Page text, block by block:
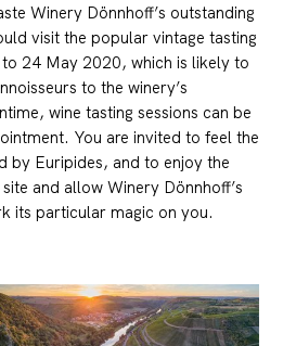
Winery Dönnhoff’s outstanding
visit the popular vintage tasting
24 May 2020, which is likely to
to the winery’s
wine tasting sessions can be
You are invited to feel the
by Euripides, and to enjoy the
and allow Winery Dönnhoff’s
its particular magic on you.